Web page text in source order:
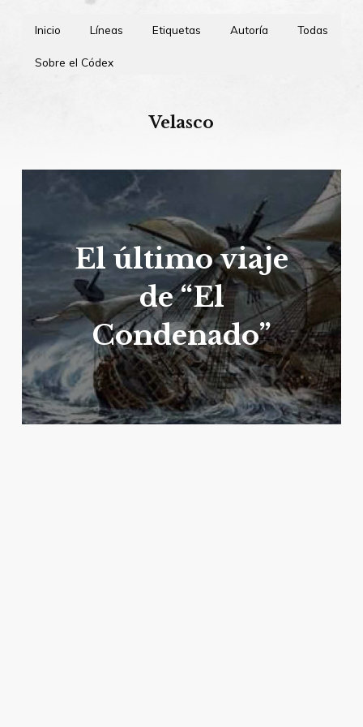
Inicio Líneas Etiquetas Autoría Todas
Sobre el Códex
Velasco
El último viaje
de “El
Condenado”